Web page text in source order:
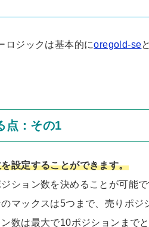
ロジックは基本的にoregold-se
点：その1
設定することができます。
ション数を決めることが可能で
マックスは5つまで、売りポジ
数は最大で10ポジションまでと